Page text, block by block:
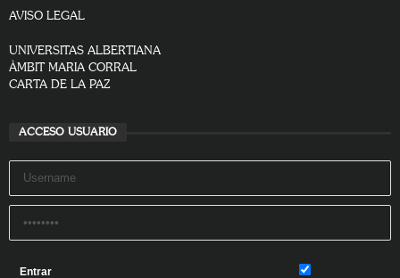
AVISO LEGAL
UNIVERSITAS ALBERTIANA
ÀMBIT MARIA CORRAL
CARTA DE LA PAZ
ACCESO USUARIO